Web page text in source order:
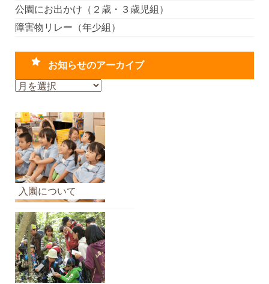
公園にお出かけ（２歳・３歳児組）
障害物リレー（年少組）
お知らせのアーカイブ
お
ら
せ
の
ア
ー
カ
イ
ブ
入園について